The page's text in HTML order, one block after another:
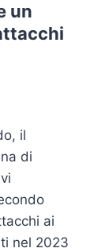
un
il
di
ai
nel 2023